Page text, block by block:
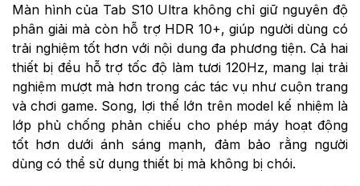
Màn hình của Tab S10 Ultra không chỉ giữ nguyên độ
phân giải mà còn hỗ trợ HDR 10+, giúp người dùng có
trải nghiệm tốt hơn với nội dung đa phương tiện. Cả hai
thiết bị đều hỗ trợ tốc độ làm tươi 120Hz, mang lại trải
nghiệm mượt mà hơn trong các tác vụ như cuộn trang
và chơi game. Song, lợi thế lớn trên model kế nhiệm là
lớp phủ chống phản chiếu cho phép máy hoạt động
tốt hơn dưới ánh sáng mạnh, đảm bảo rằng người
dùng có thể sử dụng thiết bị mà không bị chói.